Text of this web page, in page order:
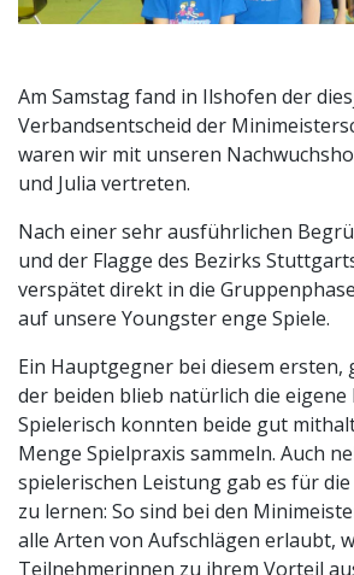
Am Samstag fand in Ilshofen der
Verbandsentscheid der
waren wir mit unseren
und Julia vertreten.
Nach einer sehr ausführlichen
und der Flagge des Bezirks
verspätet direkt in die
auf unsere Youngster enge Spiele.
Ein Hauptgegner bei diesem
der beiden blieb natürlich die eigene
Spielerisch konnten beide gut
Menge Spielpraxis sammeln. Auch
spielerischen Leistung gab es für
zu lernen: So sind bei den
alle Arten von Aufschlägen erlaubt,
Teilnehmerinnen zu ihrem Vorteil